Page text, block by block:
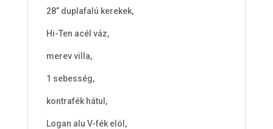
28” duplafalú kerekek,
Hi-Ten acél váz,
merev villa,
1 sebesség,
kontrafék hátul,
Logan alu V-fék elöl,